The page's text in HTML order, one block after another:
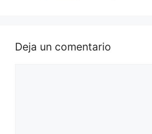
Deja un comentario